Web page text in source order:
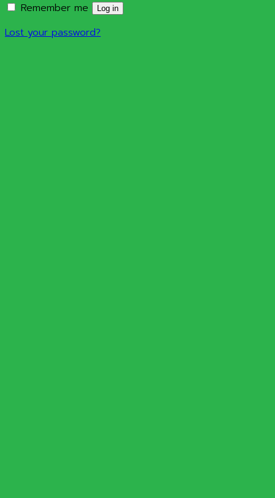
Remember me
Log in
Lost your password?